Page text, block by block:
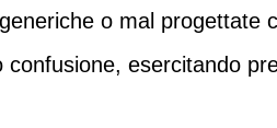
o mal progettate
esercitando